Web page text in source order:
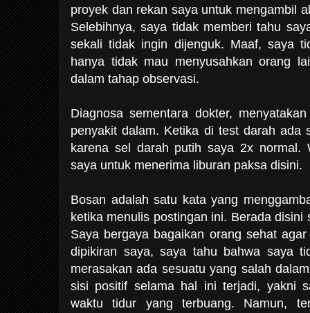
proyek dan rekan saya untuk mengambil
Selebihnya, saya tidak memberi tahu
sekali tidak ingin dijenguk. Maaf, saya
hanya tidak mau menyusahkan orang
dalam tahap observasi.
Diagnosa sementara dokter,
penyakit dalam. Ketika di test darah ada
karena sel darah putih saya 2x normal.
saya untuk menerima liburan paksa disini.
Bosan adalah satu kata yang
ketika menulis postingan ini. Berada
Saya bergaya bagaikan orang sehat
dipikiran saya, saya tahu bahwa saya
merasakan ada sesuatu yang salah
sisi positif selama hal ini terjadi, yakni
waktu tidur yang terbuang. Namun,